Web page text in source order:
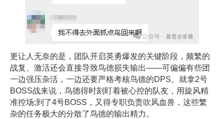
更让人无奈的是，团队开启英勇爆发的关键阶段，频繁的
战复、激活还会直接导致鸟德损失输出——可偏偏有些团
一边强压杂活，一边还要严格考核鸟德的DPS。就拿2号
BOSS战来说，鸟德得时刻盯着被心控的队友，用旋风精
准控场;到了4号BOSS，又得专职负责吹风血兽，这些繁
杂的任务极大的分散了鸟德的输出精力。